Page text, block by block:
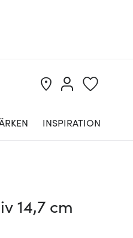
INSPIRATION
14,7 cm